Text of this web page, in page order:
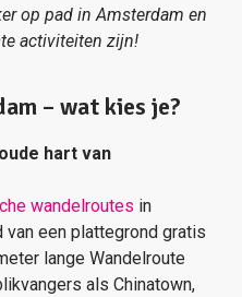
op pad in Amsterdam en
activiteiten zijn!
– wat kies je?
hart van
wandelroutes in
van een plattegrond gratis
lange Wandelroute
als Chinatown,